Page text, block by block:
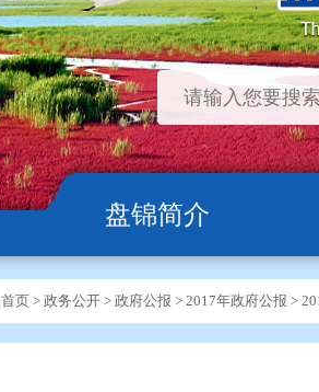
盘锦简介
首页 > 政务公开 > 政府公报 > 2017年政府公报 >